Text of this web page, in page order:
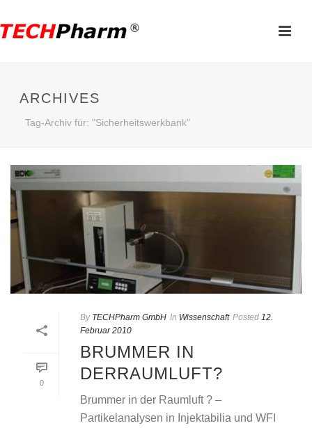
ARCHIVES
Tag-Archiv für: "Sicherheitswerkbank"
0
By TECHPharm GmbH In Wissenschaft Posted 12.
Februar 2010
BRUMMER IN
DERRAUMLUFT?
Brummer in der Raumluft ? –
Partikelanalysen in Injektabilia und WFI